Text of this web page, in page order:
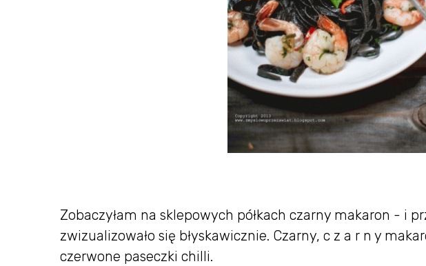
Zobaczyłam na sklepowych półkach czarny makaron - i
zwizualizowało się błyskawicznie. Czarny, c z a r n y
czerwone paseczki chilli.